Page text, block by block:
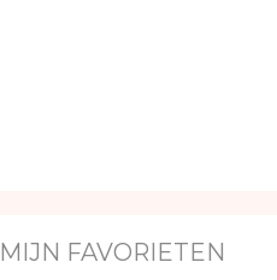
MIJN FAVORIETEN